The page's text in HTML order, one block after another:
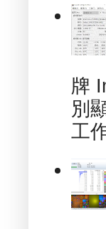
牌
別
工